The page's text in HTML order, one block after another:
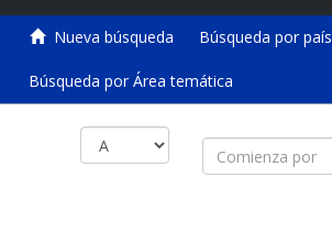
Nueva búsqueda Búsqueda por país
Búsqueda por Área temática